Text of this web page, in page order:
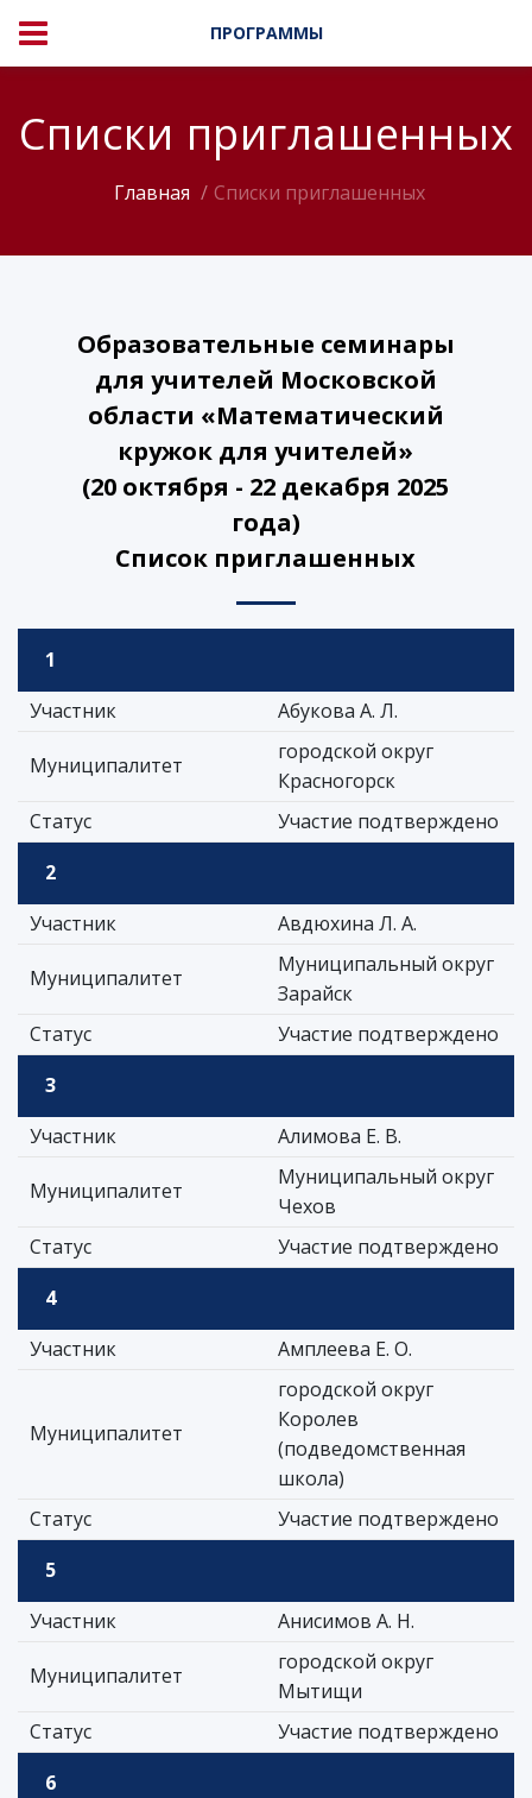
ПРОГРАММЫ
Списки приглашенных
Главная Списки приглашенных
Образовательные семинары
для учителей Московской
области «Математический
кружок для учителей»
(20 октября - 22 декабря 2025
года)
Список приглашенных
1
Участник
Абукова А. Л.
Муниципалитет
городской округ
Красногорск
Статус
Участие подтверждено
2
Участник
Авдюхина Л. А.
Муниципалитет
Муниципальный округ
Зарайск
Статус
Участие подтверждено
3
Участник
Алимова Е. В.
Муниципалитет
Муниципальный округ
Чехов
Статус
Участие подтверждено
4
Участник
Амплеева Е. О.
Муниципалитет
городской округ
Королев
(подведомственная
школа)
Статус
Участие подтверждено
5
Участник
Анисимов А. Н.
Муниципалитет
городской округ
Мытищи
Статус
Участие подтверждено
6